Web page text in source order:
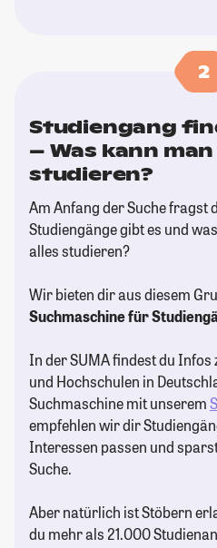
2
Studiengang
– Was kann
studieren?
Am Anfang der Suche fragst
Studiengänge gibt es und
alles studieren?
Wir bieten dir aus diesem
Suchmaschine für
In der SUMA findest du Infos
und Hochschulen in
Suchmaschine mit unserem
empfehlen wir dir
Interessen passen und
Suche.
Aber natürlich ist Stöbern
du mehr als 21.000